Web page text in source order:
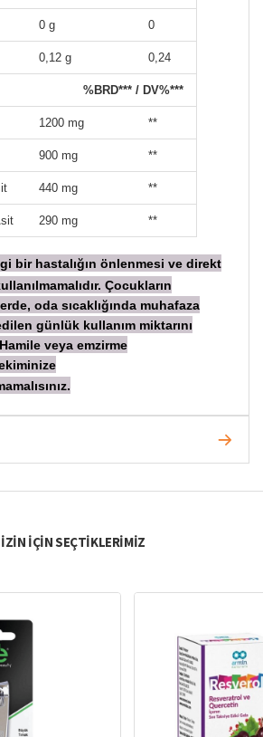
0 g 0
0,12 g 0,24
%BRD*** / DV%***
1200 mg **
900 mg **
440 mg **
290 mg **
bir hastalığın önlenmesi ve direkt
Çocukların
oda sıcaklığında muhafaza
günlük kullanım miktarını
veya emzirme
IÇIN SEÇTIKLERIMIZ